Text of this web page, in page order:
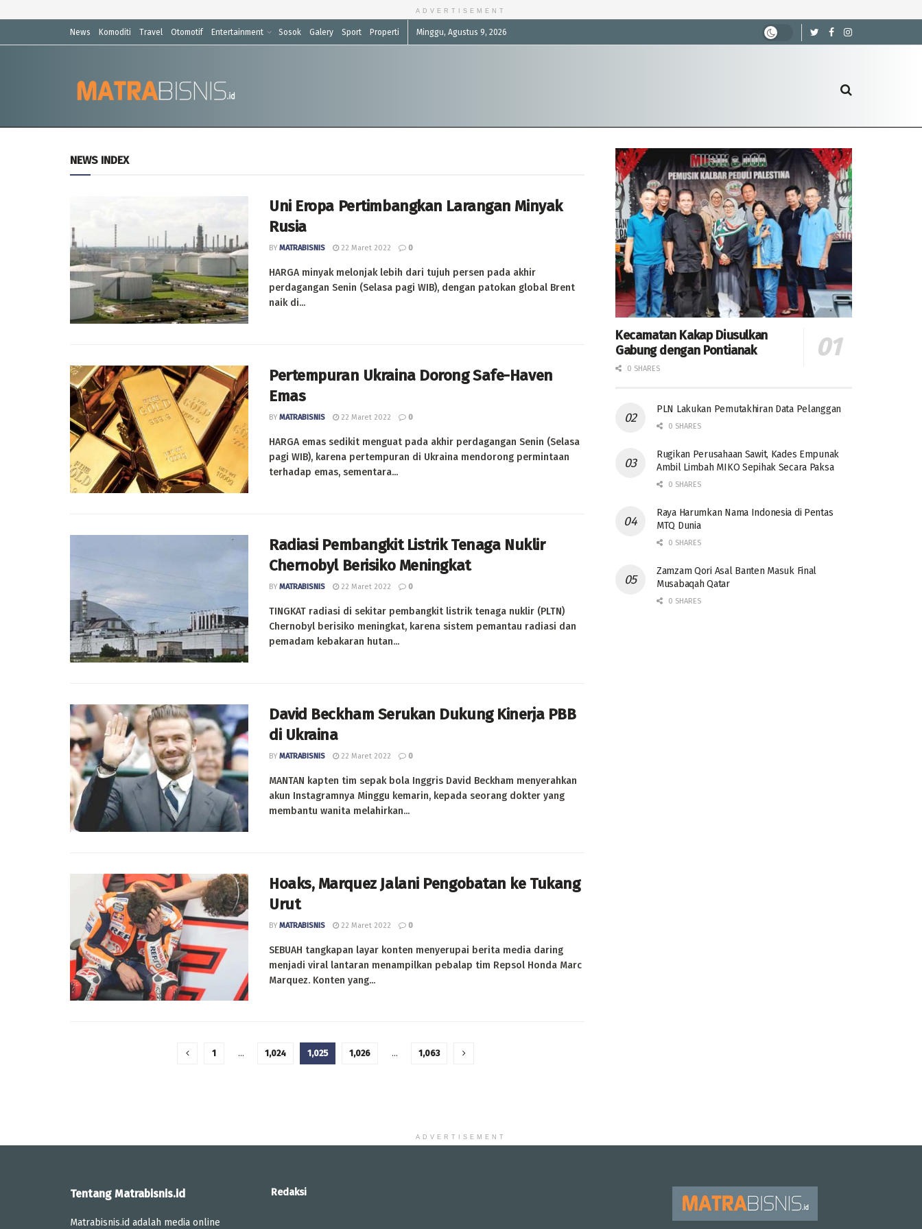
ADVERTISEMENT
News Komoditi Travel Otomotif Entertainment Sosok Galery Sport Properti Minggu, Agustus 9, 2026
Matrabisnis
NEWS INDEX
Uni Eropa Pertimbangkan Larangan Minyak
Rusia
BY MATRABISNIS 22 Maret 2022 0
HARGA minyak melonjak lebih dari tujuh persen pada akhir
perdagangan Senin (Selasa pagi WIB), dengan patokan global Brent
naik di...
Pertempuran Ukraina Dorong Safe-Haven
Emas
BY MATRABISNIS 22 Maret 2022 0
HARGA emas sedikit menguat pada akhir perdagangan Senin (Selasa
pagi WIB), karena pertempuran di Ukraina mendorong permintaan
terhadap emas, sementara...
Radiasi Pembangkit Listrik Tenaga Nuklir
Chernobyl Berisiko Meningkat
BY MATRABISNIS 22 Maret 2022 0
TINGKAT radiasi di sekitar pembangkit listrik tenaga nuklir (PLTN)
Chernobyl berisiko meningkat, karena sistem pemantau radiasi dan
pemadam kebakaran hutan...
David Beckham Serukan Dukung Kinerja PBB
di Ukraina
BY MATRABISNIS 22 Maret 2022 0
MANTAN kapten tim sepak bola Inggris David Beckham menyerahkan
akun Instagramnya Minggu kemarin, kepada seorang dokter yang
membantu wanita melahirkan...
Hoaks, Marquez Jalani Pengobatan ke Tukang
Urut
BY MATRABISNIS 22 Maret 2022 0
SEBUAH tangkapan layar konten menyerupai berita media daring
menjadi viral lantaran menampilkan pebalap tim Repsol Honda Marc
Marquez. Konten yang...
1 … 1,024 1,025 1,026 … 1,063
Kecamatan Kakap Diusulkan
Gabung dengan Pontianak
0 SHARES
PLN Lakukan Pemutakhiran Data Pelanggan
0 SHARES
Rugikan Perusahaan Sawit, Kades Empunak
Ambil Limbah MIKO Sepihak Secara Paksa
0 SHARES
Raya Harumkan Nama Indonesia di Pentas
MTQ Dunia
0 SHARES
Zamzam Qori Asal Banten Masuk Final
Musabaqah Qatar
0 SHARES
ADVERTISEMENT
Tentang Matrabisnis.id
Matrabisnis.id adalah media online
Redaksi